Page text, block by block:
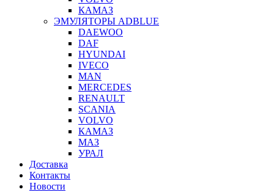
КАМАЗ
ЭМУЛЯТОРЫ ADBLUE
DAEWOO
DAF
HYUNDAI
IVECO
MAN
MERCEDES
RENAULT
SCANIA
VOLVO
КАМАЗ
МАЗ
УРАЛ
Доставка
Контакты
Новости